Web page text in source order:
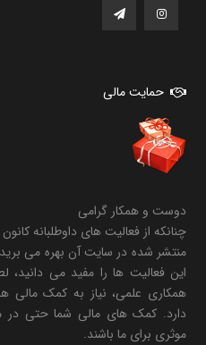
حمایت مالی
دوست و همکار گرامی
چنانکه از فعالیت های داوطلبانه
منتشر شده در سایت آن بهره می برید و
این فعالیت ها را مفید می دانید،
همکاری علمی، نیاز به کمک مالی
دارد. کمک های مالی شما حتی در
موثری برای ما باشند.